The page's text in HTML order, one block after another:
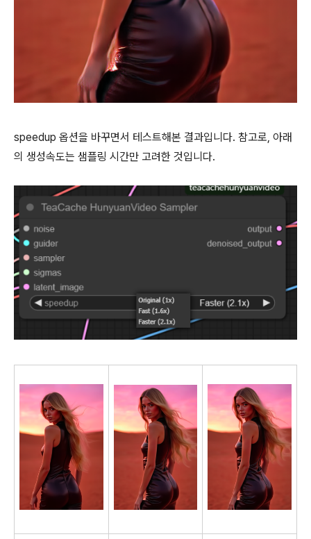
speedup 옵션을 바꾸면서 테스트해본 결과입니다. 참고로, 아래
의 생성속도는 샘플링 시간만 고려한 것입니다.